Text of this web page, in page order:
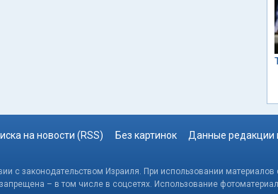
на новости (RSS) Без картинок Данные редакции
с законодательством Израиля. При использовании материалов
– в том числе в соцсетях. Использование